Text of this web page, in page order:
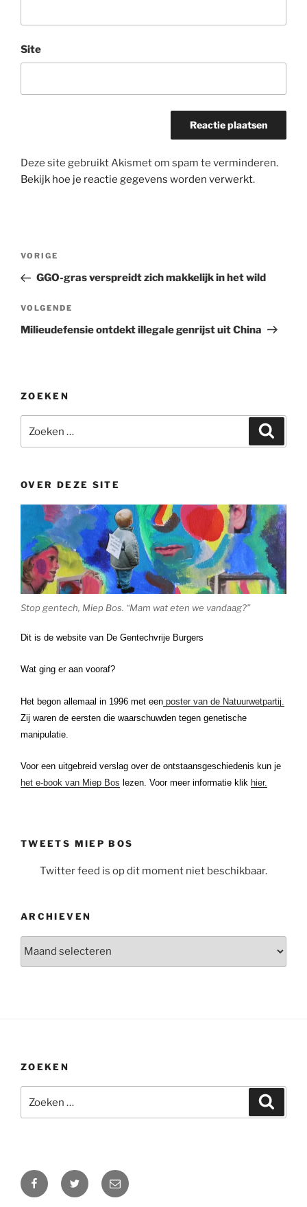
Site
Deze site gebruikt Akismet om spam te verminderen.
Bekijk hoe je reactie gegevens worden verwerkt.
Bericht
Vorig
bericht
VORIGE
GGO-gras verspreidt zich makkelijk in het wild
Volgend
bericht
VOLGENDE
Milieudefensie ontdekt illegale genrijst uit China
ZOEKEN
naar:
OVER DEZE SITE
Stop gentech, Miep Bos. “Mam wat eten we vandaag?”
Dit is de website van De Gentechvrije Burgers
Wat ging er aan vooraf?
Het begon allemaal in 1996 met een poster van de Natuurwetpartij.
Zij waren de eersten die waarschuwden tegen genetische
manipulatie.
Voor een uitgebreid verslag over de ontstaansgeschiedenis kun je
het e-book van Miep Bos lezen. Voor meer informatie klik hier.
TWEETS MIEP BOS
Twitter feed is op dit moment niet beschikbaar.
ARCHIEVEN
ZOEKEN
naar:
FacebookTwitter E-
mail